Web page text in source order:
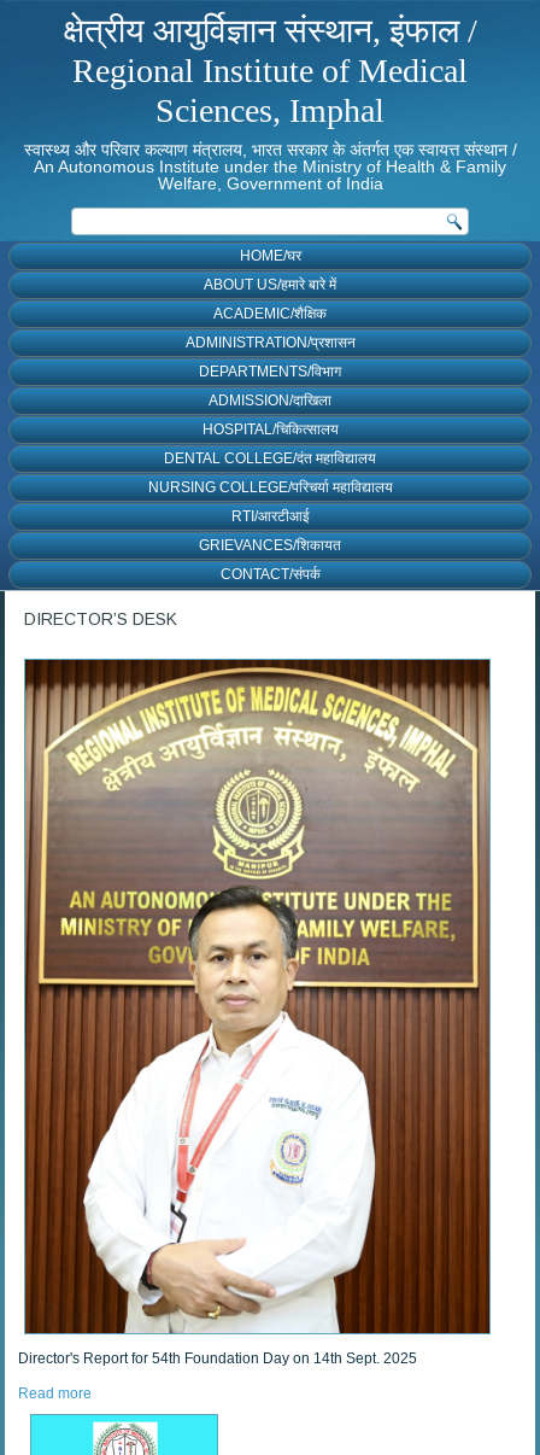
क्षेत्रीय आयुर्विज्ञान संस्थान, इंफाल /
Regional Institute of Medical
Sciences, Imphal
स्वास्थ्य और परिवार कल्याण मंत्रालय, भारत सरकार के अंतर्गत एक स्वायत्त संस्थान /
An Autonomous Institute under the Ministry of Health & Family
Welfare, Government of India
HOME/घर
ABOUT US/हमारे बारे में
ACADEMIC/शैक्षिक
ADMINISTRATION/प्रशासन
DEPARTMENTS/विभाग
ADMISSION/दाखिला
HOSPITAL/चिकित्सालय
DENTAL COLLEGE/दंत महाविद्यालय
NURSING COLLEGE/परिचर्या महाविद्यालय
RTI/आरटीआई
GRIEVANCES/शिकायत
CONTACT/संपर्क
DIRECTOR’S DESK
Director's Report for 54th Foundation Day on 14th Sept. 2025
Read more